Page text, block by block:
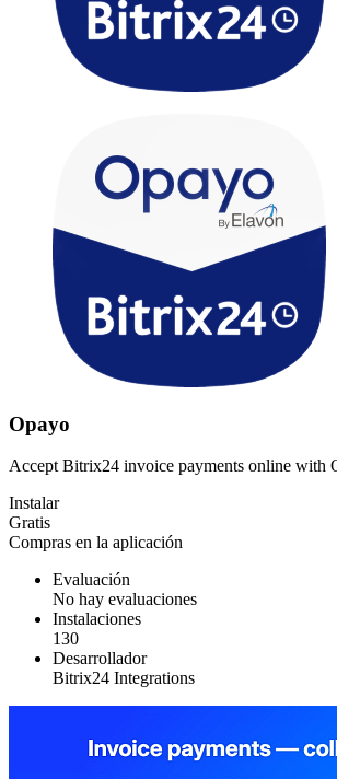
Opayo
Accept Bitrix24 invoice payments online with
Instalar
Gratis
Compras en la aplicación
Evaluación
No hay evaluaciones
Instalaciones
130
Desarrollador
Bitrix24 Integrations